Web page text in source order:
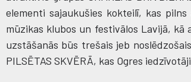
elementi sajaukušies kokteilī, kas pilns
mūzikas klubos un festivālos Lavijā, kā
uzstāšanās būs trešais jeb
PILSĒTAS SKVĒRĀ, kas Ogres